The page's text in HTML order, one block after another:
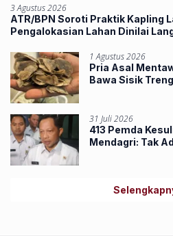
3 Agustus 2026
ATR/BPN Soroti Praktik Kapling
Pengalokasian Lahan Dinilai
1 Agustus 2026
Pria Asal
Bawa Sisik
31 Juli 2026
413 Pemda
Mendagri: Tak